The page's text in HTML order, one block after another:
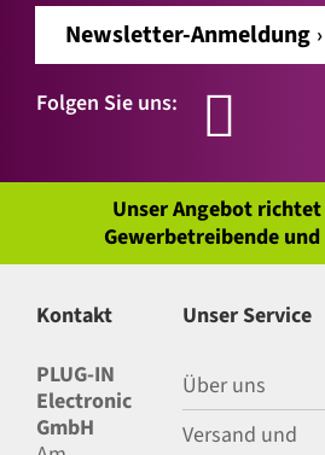
Newsletter-Anmeldung
Folgen Sie uns:
Unser Angebot
Gewerbetreibende
Kontakt
PLUG-IN
Electronic
GmbH
Unser Service
Über uns
Versand und